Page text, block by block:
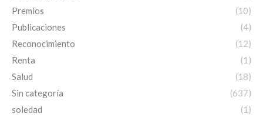
Premios
(10)
Publicaciones
(4)
Reconocimiento
(12)
Renta
(1)
Salud
(18)
Sin categoría
(637)
soledad
(1)